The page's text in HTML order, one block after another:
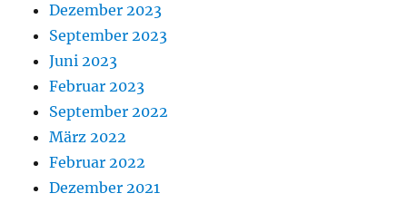
Dezember 2023
September 2023
Juni 2023
Februar 2023
September 2022
März 2022
Februar 2022
Dezember 2021